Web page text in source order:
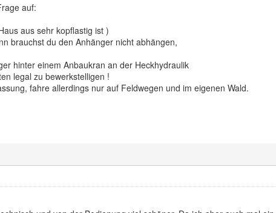
auf:
aus sehr kopflastig ist )
brauchst du den Anhänger nicht abhängen,
hinter einem Anbaukran an der Heckhydraulik
legal zu bewerkstelligen !
fahre allerdings nur auf Feldwegen und im eigenen Wald.